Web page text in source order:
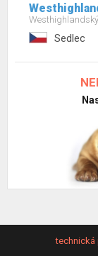
Sedlec
technická